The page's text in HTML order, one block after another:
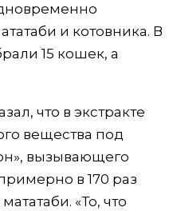
и котовника. В
15 кошек, а
что в экстракте
вещества под
вызывающего
в 170 раз
«То, что